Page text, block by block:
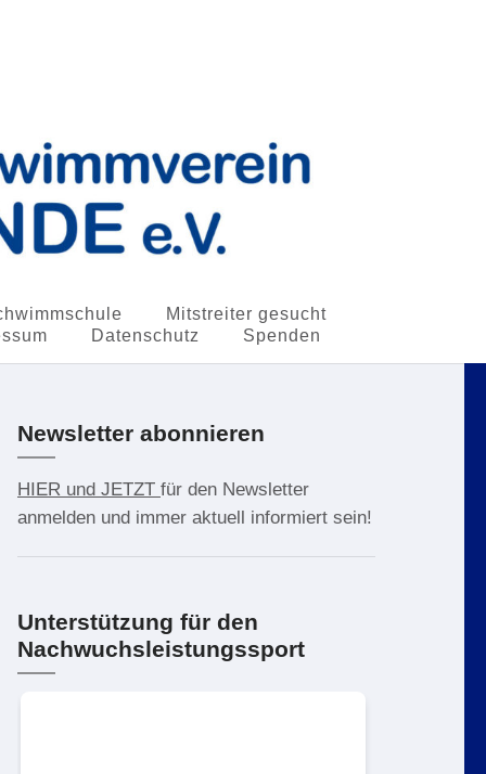
Mitstreiter gesucht
Datenschutz Spenden
Newsletter abonnieren
HIER und JETZT für den Newsletter
anmelden und immer aktuell informiert sein!
Unterstützung für den
Nachwuchsleistungssport